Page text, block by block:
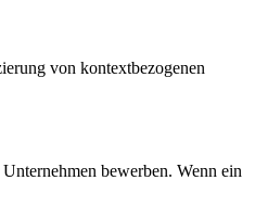
von kontextbezogenen
bewerben. Wenn ein